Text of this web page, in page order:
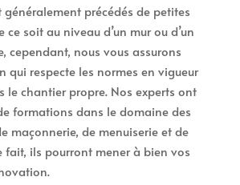
précédés de petites
soit au niveau d’un mur ou d’un
cependant, nous vous assurons
qui respecte les normes en vigueur
le chantier propre. Nos experts ont
formations dans le domaine des
maçonnerie, de menuiserie et de
fait, ils pourront mener à bien vos